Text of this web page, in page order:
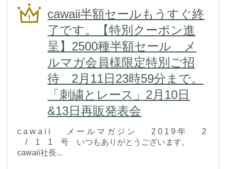
cawaii半額セールもうすぐ終
了です。【特別クーポン進
呈】2500種半額セール メ
ルマガ会員様限定特別ご招
待 2月11日23時59分まで。
「刺繍とレース」2月10日
&13日再販発表会
c a w a i i メ ー ル マ ガ ジ ン 2 0 1 9 年 2
/ 1 1 号 いつもありがとうございます。
cawaii社長...